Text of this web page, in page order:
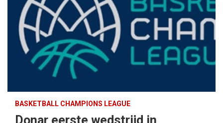
BASKETBALL CHAMPIONS LEAGUE